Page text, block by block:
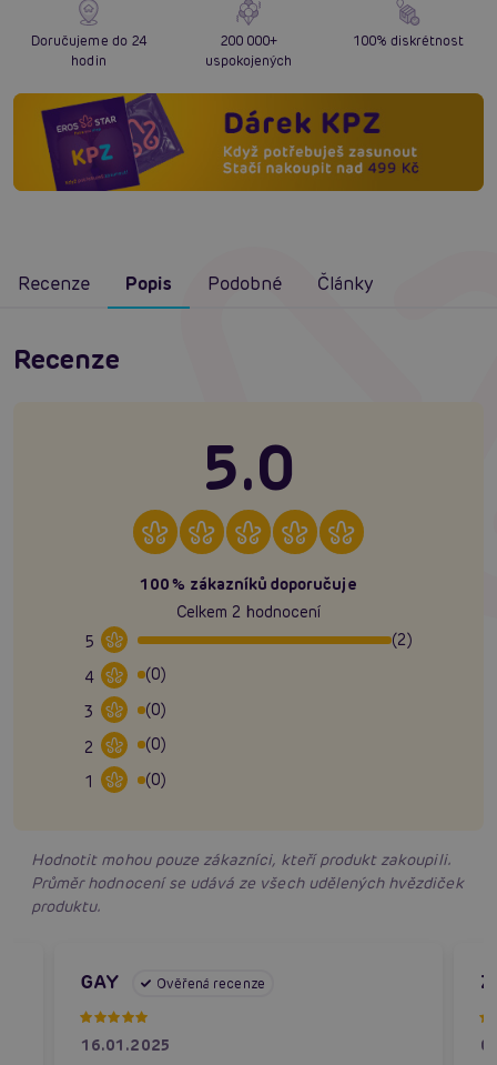
Doručujeme do 24
hodin
200 000+
uspokojených
100% diskrétnost
Recenze Popis Podobné Články
Recenze
5.0
100% zákazníků doporučuje
Celkem 2 hodnocení
5
(2)
4
(0)
3
(0)
2
(0)
1
(0)
Hodnotit mohou pouze zákazníci, kteří produkt zakoupili.
Průměr hodnocení se udává ze všech udělených hvězdiček
produktu.
GAY Ověřená recenze
16.01.2025